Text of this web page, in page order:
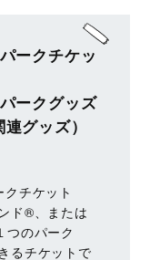
ークチケッ
ークグッズ
グッズ）
チケット
ド®、または
つのパーク
るチケットで